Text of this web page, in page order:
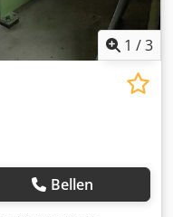
1 /3
Bellen